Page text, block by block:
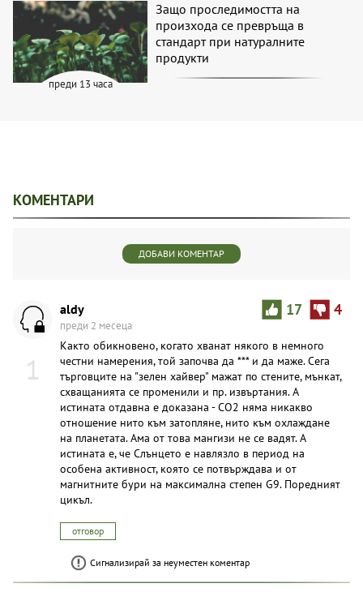
преди 13 часа
Защо проследимостта на
произхода се превръща в
стандарт при натуралните
продукти
КОМЕНТАРИ
ДОБАВИ КОМЕНТАР
1
17 4
aldy
преди 2 месеца
Както обикновено, когато хванат някого в немного
честни намерения, той започва да *** и да маже. Сега
търговците на "зелен хайвер" мажат по стените, мънкат,
схващанията се променили и пр. извъртания. А
истината отдавна е доказана - СО2 няма никакво
отношение нито към затопляне, нито към охлаждане
на планетата. Ама от това мангизи не се вадят. А
истината е, че Слънцето е навлязло в период на
особена активност, която се потвърждава и от
магнитните бури на максимална степен G9. Поредният
цикъл.
отговор
Сигнализирай за неуместен коментар